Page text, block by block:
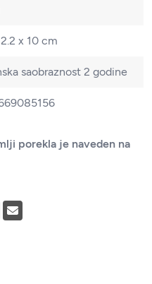
x 10 cm
saobraznost 2 godine
porekla je naveden na